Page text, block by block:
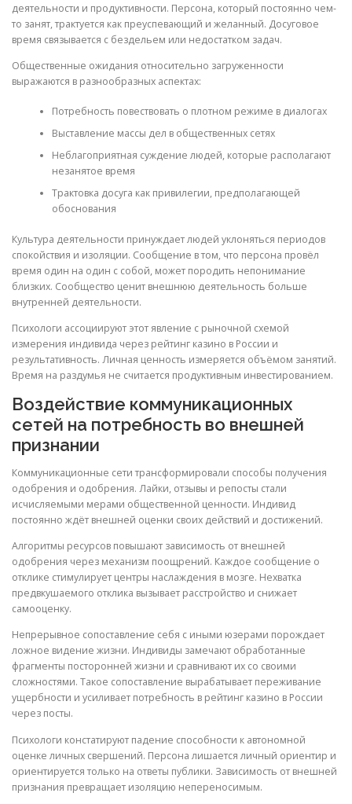
деятельности и продуктивности. Персона, который постоянно чем-
то занят, трактуется как преуспевающий и желанный. Досуговое
время связывается с бездельем или недостатком задач.
Общественные ожидания относительно загруженности
выражаются в разнообразных аспектах:
Потребность повествовать о плотном режиме в диалогах
Выставление массы дел в общественных сетях
Неблагоприятная суждение людей, которые располагают
незанятое время
Трактовка досуга как привилегии, предполагающей
обоснования
Культура деятельности принуждает людей уклоняться периодов
спокойствия и изоляции. Сообщение в том, что персона провёл
время один на один с собой, может породить непонимание
близких. Сообщество ценит внешнюю деятельность больше
внутренней деятельности.
Психологи ассоциируют этот явление с рыночной схемой
измерения индивида через рейтинг казино в России и
результативность. Личная ценность измеряется объёмом занятий.
Время на раздумья не считается продуктивным инвестированием.
Воздействие коммуникационных
сетей на потребность во внешней
признании
Коммуникационные сети трансформировали способы получения
одобрения и одобрения. Лайки, отзывы и репосты стали
исчисляемыми мерами общественной ценности. Индивид
постоянно ждёт внешней оценки своих действий и достижений.
Алгоритмы ресурсов повышают зависимость от внешней
одобрения через механизм поощрений. Каждое сообщение о
отклике стимулирует центры наслаждения в мозге. Нехватка
предвкушаемого отклика вызывает расстройство и снижает
самооценку.
Непрерывное сопоставление себя с иными юзерами порождает
ложное видение жизни. Индивиды замечают обработанные
фрагменты посторонней жизни и сравнивают их со своими
сложностями. Такое сопоставление вырабатывает переживание
ущербности и усиливает потребность в рейтинг казино в России
через посты.
Психологи констатируют падение способности к автономной
оценке личных свершений. Персона лишается личный ориентир и
ориентируется только на ответы публики. Зависимость от внешней
признания превращает изоляцию непереносимым.